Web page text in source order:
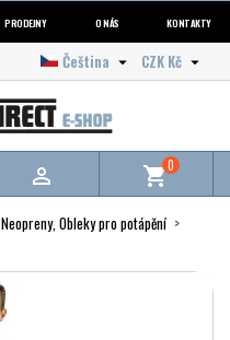
PRODEJNY O NÁS KONTAKTY
CZK Kč 
Čeština 
 shopping_cart0
Neopreny, Obleky pro potápění